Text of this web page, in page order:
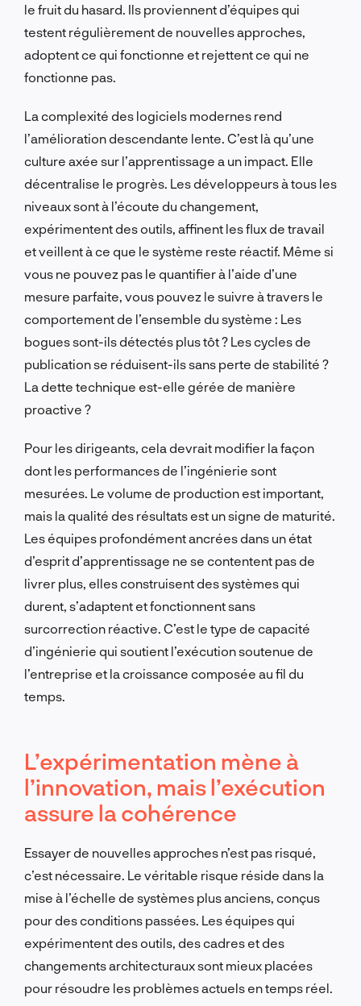
le fruit du hasard. Ils proviennent d’équipes qui
testent régulièrement de nouvelles approches,
adoptent ce qui fonctionne et rejettent ce qui ne
fonctionne pas.
La complexité des logiciels modernes rend
l’amélioration descendante lente. C’est là qu’une
culture axée sur l’apprentissage a un impact. Elle
décentralise le progrès. Les développeurs à tous les
niveaux sont à l’écoute du changement,
expérimentent des outils, affinent les flux de travail
et veillent à ce que le système reste réactif. Même si
vous ne pouvez pas le quantifier à l’aide d’une
mesure parfaite, vous pouvez le suivre à travers le
comportement de l’ensemble du système : Les
bogues sont-ils détectés plus tôt ? Les cycles de
publication se réduisent-ils sans perte de stabilité ?
La dette technique est-elle gérée de manière
proactive ?
Pour les dirigeants, cela devrait modifier la façon
dont les performances de l’ingénierie sont
mesurées. Le volume de production est important,
mais la qualité des résultats est un signe de maturité.
Les équipes profondément ancrées dans un état
d’esprit d’apprentissage ne se contentent pas de
livrer plus, elles construisent des systèmes qui
durent, s’adaptent et fonctionnent sans
surcorrection réactive. C’est le type de capacité
d’ingénierie qui soutient l’exécution soutenue de
l’entreprise et la croissance composée au fil du
temps.
L’expérimentation mène à
l’innovation, mais l’exécution
assure la cohérence
Essayer de nouvelles approches n’est pas risqué,
c’est nécessaire. Le véritable risque réside dans la
mise à l’échelle de systèmes plus anciens, conçus
pour des conditions passées. Les équipes qui
expérimentent des outils, des cadres et des
changements architecturaux sont mieux placées
pour résoudre les problèmes actuels en temps réel.